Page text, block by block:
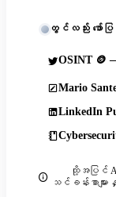
တွင်လည်း ဖော်ပ
OSINT 🪙
Mario
LinkedIn
ထို့အပြင်
သင်ခန်းစာမျာ